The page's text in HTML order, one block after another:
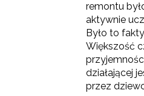
remontu
aktywnie
Było to
Większość
działającej
przez